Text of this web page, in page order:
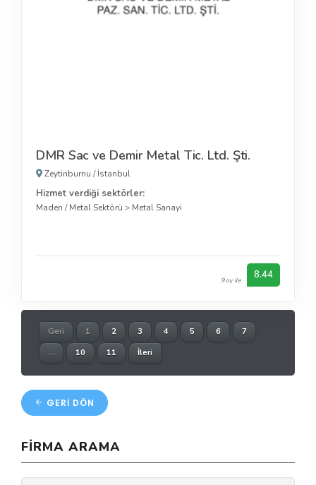
DMR Sac ve Demir Metal Tic. Ltd. Şti.
Zeytinburnu /İstanbul
Hizmet verdiği sektörler:
Maden / Metal Sektörü > Metal Sanayi
9 oy ile 8.44
Geri 1 2 3 4 5 6
7
...
10 11 İleri
GERI DÖN
FIRMA ARAMA